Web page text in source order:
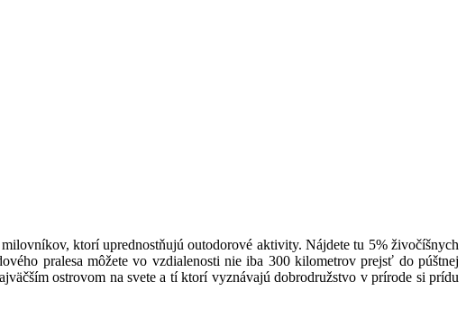
ktorí uprednostňujú outodorové aktivity. Nájdete tu 5% živočíšnych
pralesa môžete vo vzdialenosti nie iba 300 kilometrov prejsť do púštnej
ostrovom na svete a tí ktorí vyznávajú dobrodružstvo v prírode si prídu